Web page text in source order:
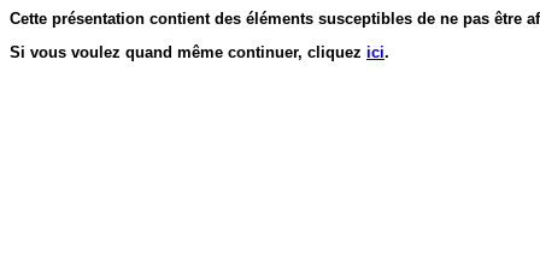
Cette présentation contient des éléments susceptibles de ne pas être
Si vous voulez quand même continuer, cliquez ici.